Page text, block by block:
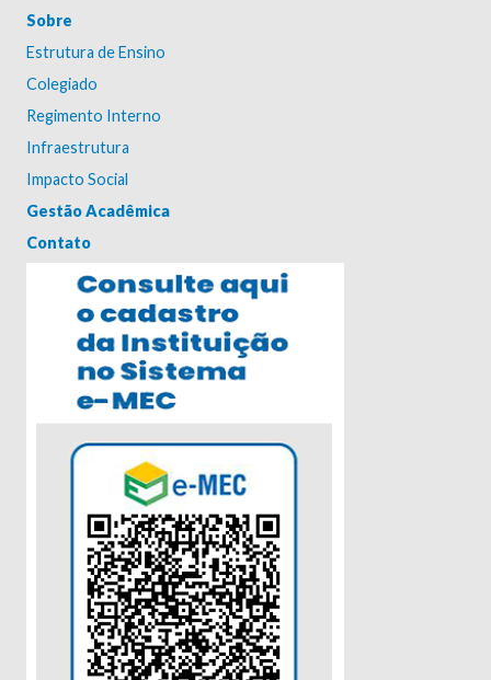
Sobre
Estrutura de Ensino
Colegiado
Regimento Interno
Infraestrutura
Impacto Social
Gestão Acadêmica
Contato